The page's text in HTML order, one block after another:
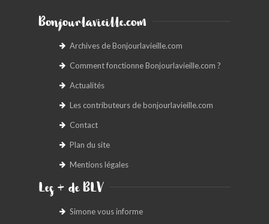
Bonjourlavieille.com
Archives de Bonjourlavieille.com
Comment fonctionne Bonjourlavieille.com ?
Actualités
Les contributeurs de bonjourlavieille.com
Contact
Plan du site
Mentions légales
Les + de BLV
Simone vous informe